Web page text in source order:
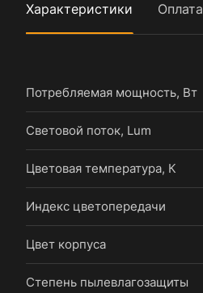
Характеристики Оплата
Потребляемая мощность, Вт
Световой поток, Lum
Цветовая температура, К
Индекс цветопередачи
Цвет корпуса
Степень пылевлагозащиты